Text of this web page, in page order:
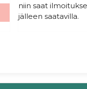
niin saat
jälleen saatavilla.